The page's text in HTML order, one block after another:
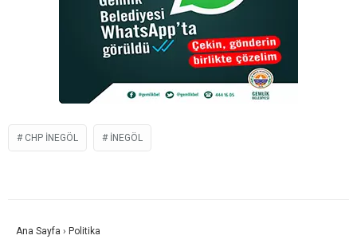
CHP INEGÖL İNEGÖL
Ana Sayfa › Politika